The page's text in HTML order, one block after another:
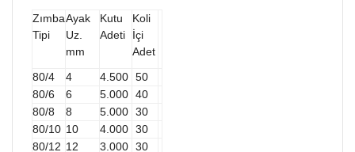
Zımba
Tipi
Ayak
Uz.
mm
Kutu
Adeti
Koli
İçi
Adet
80/4
4 4.500 50
80/6
6 5.000 40
80/8
8 5.000 30
80/10 10 4.000 30
80/12 12 3.000 30